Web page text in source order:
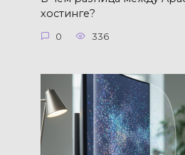
хостинге?
0 336